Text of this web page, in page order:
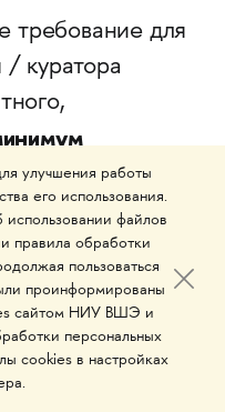
для
/ куратора
Развернуть все
улучшения работы
его использования.
файлов
правила обработки
пользоваться
проинформированы
сайтом НИУ ВШЭ и
персональных
cookies в настройках